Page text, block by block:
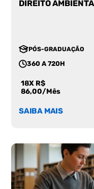
DIREITO
PÓS-GRADUAÇÃO
360 A 720H
18X R$
86,00/Mês
SAIBA MAIS